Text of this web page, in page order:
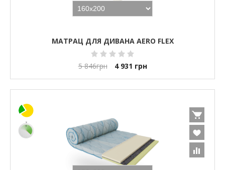
МАТРАЦ ДЛЯ ДИВАНА AERO FLEX
5 846грн 4 931 грн